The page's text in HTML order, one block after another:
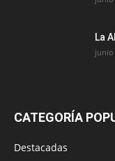
La
junio
CATEGORÍA
Destacadas